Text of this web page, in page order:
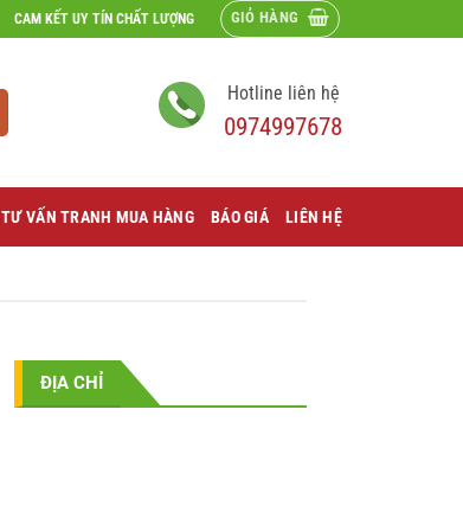
CAM KẾT UY TÍN CHẤT LƯỢNG GIỎ HÀNG
Hotline liên hệ
0974997678
TƯ VẤN TRANH MUA HÀNG BÁO GIÁ LIÊN HỆ
ĐỊA CHỈ